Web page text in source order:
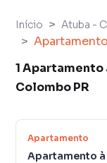
Início Atuba -
1 Apartamento
Colombo PR
Apartamento
Apartamento à